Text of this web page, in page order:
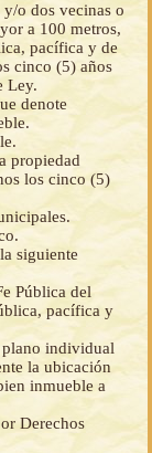
o dos vecinas o
a 100 metros,
pacífica y de
cinco (5) años
Ley.
denote
propiedad
los cinco (5)
siguiente
Pública del
pacífica y
individual
la ubicación
inmueble a
Derechos